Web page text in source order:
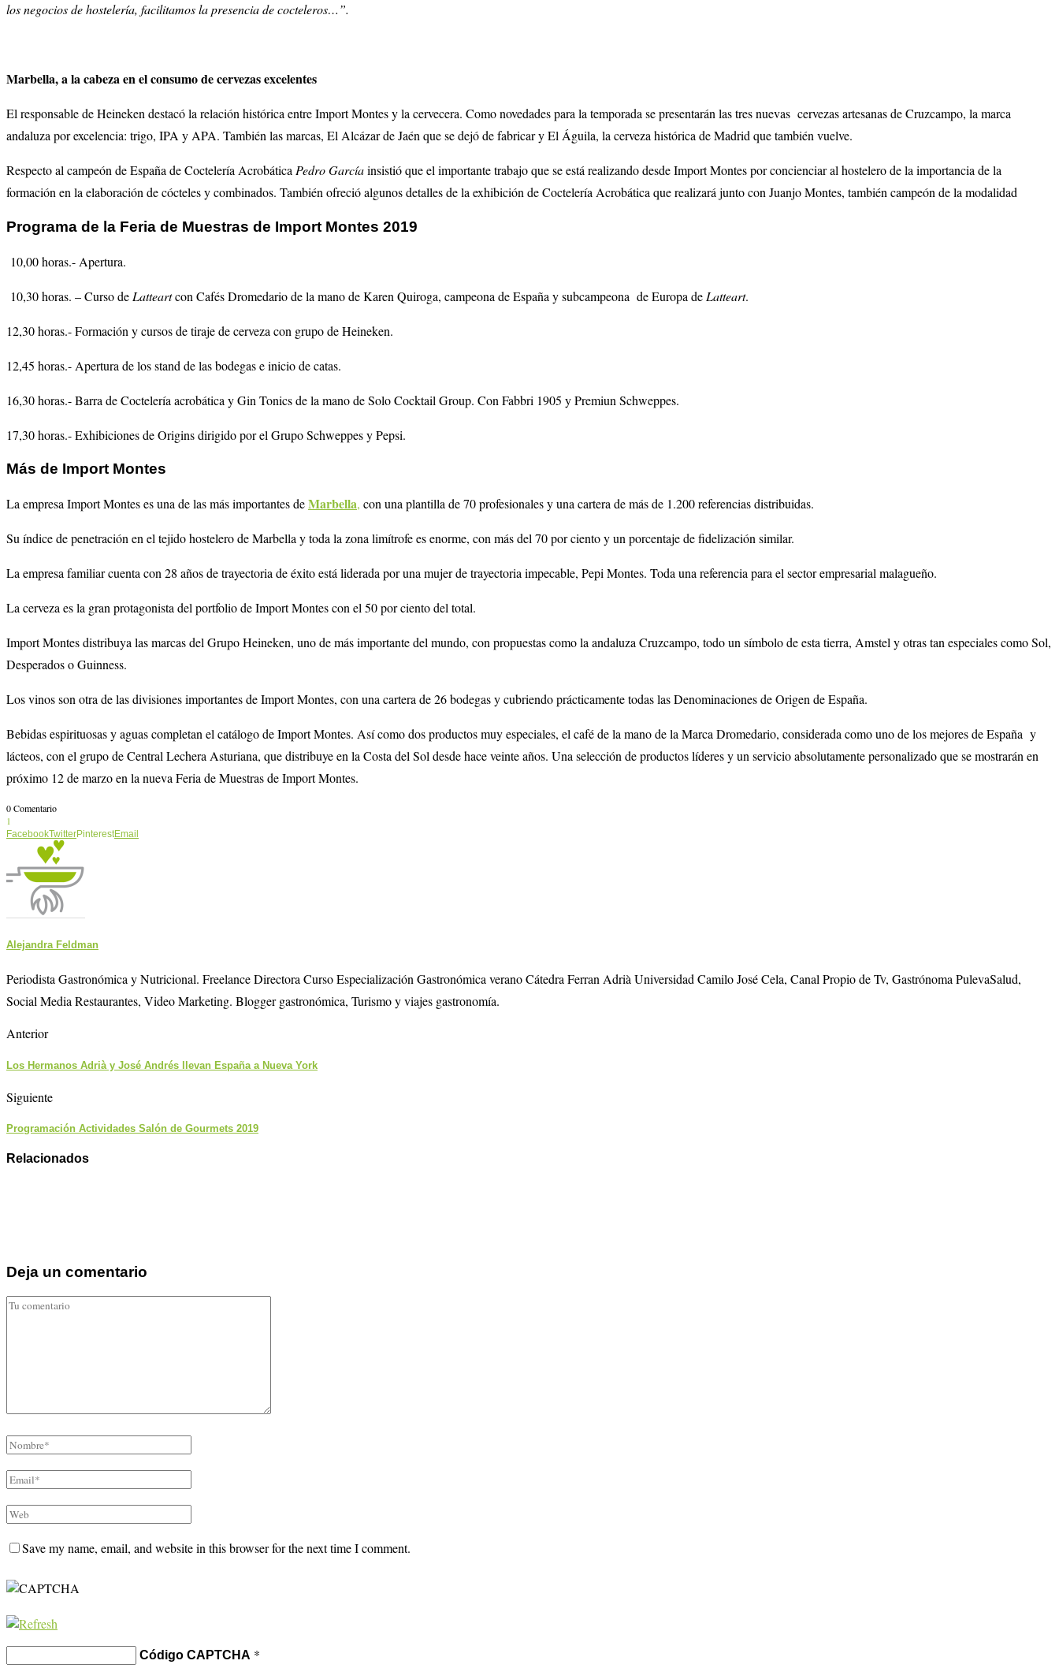
los negocios de hostelería, facilitamos la presencia de cocteleros…”.
Marbella, a la cabeza en el consumo de cervezas excelentes
El responsable deHeineken destacó la relación histórica entre Import Montes y la cervecera. Como novedades para la temporada se presentarán las tres nuevas cervezas artesanas de Cruzcampo, la marca
andaluza por excelencia: trigo, IPA y APA. También las marcas, El Alcázar de Jaén que se dejó de fabricar y El Águila, la cerveza histórica de Madrid que también vuelve.
Respecto al campeón de España de Coctelería AcrobáticaPedro Garcíainsistió que el importante trabajo que se está realizando desde Import Montes por concienciar al hostelero de la importancia de la
formación en la elaboración de cócteles y combinados. También ofreció algunos detalles de la exhibición de Coctelería Acrobática que realizará junto con Juanjo Montes, también campeón de la modalidad
Programa de la Feria de Muestras de Import Montes 2019
10,00 horas.- Apertura.
10,30 horas. – Curso de Latteartcon Cafés Dromedario de la mano de Karen Quiroga, campeona de España y subcampeona de Europa de Latteart.
12,30 horas.- Formación y cursos de tiraje de cerveza con grupo de Heineken.
12,45 horas.- Apertura de los stand de las bodegas e inicio de catas.
16,30 horas.- Barra de Coctelería acrobática y Gin Tonics de la mano de Solo Cocktail Group. Con Fabbri 1905 y Premiun Schweppes.
17,30 horas.- Exhibiciones de Origins dirigido por el Grupo Schweppes y Pepsi.
Más de Import Montes
La empresa Import Montes es una de las más importantes deMarbella, con una plantilla de 70 profesionales y una cartera de más de 1.200 referencias distribuidas.
Su índice de penetración en el tejido hostelero de Marbella y toda la zona limítrofe es enorme, con más del 70 por ciento y un porcentaje de fidelización similar.
La empresa familiar cuenta con 28 años de trayectoria de éxito está liderada por una mujer de trayectoria impecable, Pepi Montes. Toda una referencia para el sector empresarial malagueño.
La cerveza es la gran protagonista del portfolio de Import Montes con el 50 por ciento del total.
Import Montes distribuya las marcas del Grupo Heineken, uno de más importante del mundo, con propuestas como la andaluza Cruzcampo, todo un símbolo de esta tierra, Amstel y otras tan especiales como Sol,
Desperados o Guinness.
Los vinos son otra de las divisiones importantes de Import Montes, con una cartera de 26 bodegas y cubriendo prácticamente todas las Denominaciones de Origen de España.
Bebidas espirituosas y aguas completan el catálogo de Import Montes. Así como dos productos muy especiales, el café de la mano de la Marca Dromedario, considerada como uno de los mejores de España y
lácteos, con el grupo de Central Lechera Asturiana, que distribuye en la Costa del Sol desde hace veinte años. Una selección de productos líderes y un servicio absolutamente personalizado que se mostrarán en
próximo 12 de marzo en la nueva Feria de Muestras de Import Montes.
0 Comentario
1
FacebookTwitterPinterestEmail
Alejandra Feldman
Periodista Gastronómica y Nutricional. Freelance Directora Curso Especialización Gastronómica verano Cátedra Ferran Adrià Universidad Camilo José Cela, Canal Propio de Tv, Gastrónoma PulevaSalud,
Social Media Restaurantes, Video Marketing. Blogger gastronómica, Turismo y viajes gastronomía.
Anterior
Los Hermanos Adrià y José Andrés llevan España a Nueva York
Siguiente
Programación Actividades Salón de Gourmets 2019
Relacionados
Deja un comentario
Save my name, email, and website in this browser for the next time I comment.
Código CAPTCHA *